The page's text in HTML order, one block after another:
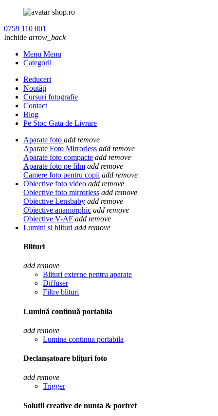
0759 110 001
Inchide arrow_back
Menu Menu
Categorii
Reduceri
Noutăți
Cursuri fotografie
Contact
Blog
Pe Stoc Gata de Livrare
Aparate foto add remove
Aparate Foto Mirrorless add remove
Aparate foto compacte add remove
Aparate foto pe film add remove
Camere foto pentru copii add remove
Obiective foto video add remove
Obiective foto mirrorless add remove
Obiective Lensbaby add remove
Obiective anamorphic add remove
Obiective V-AF add remove
Lumini si blituri add remove
Blituri
add remove
Blituri externe pentru aparate
Diffuser
Filtre blituri
Lumină continuă portabila
add remove
Lumina continua portabila
Declanşatoare bliţuri foto
add remove
Trigger
Solutii creative de nunta & portret